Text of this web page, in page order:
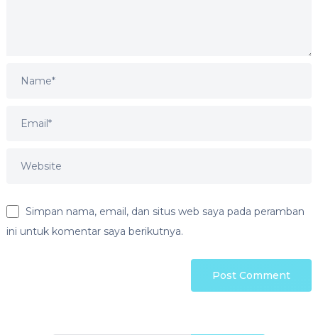
Simpan nama, email, dan situs web saya pada peramban
ini untuk komentar saya berikutnya.